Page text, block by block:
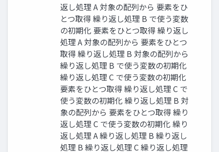
返し処理 A 対象の配列から 要素をひ
とつ取得 繰り返し処理 B で使う変数
の初期化 要素をひとつ取得 繰り返し
処理 A 対象の配列から 要素をひとつ
取得 繰り返し処理 B 対象の配列から
繰り返し処理 B で使う変数の初期化
繰り返し処理 C で使う変数の初期化
要素をひとつ取得 繰り返し処理 C で
使う変数の初期化 繰り返し処理 B 対
象の配列から 要素をひとつ取得 繰り
返し処理 C で使う変数の初期化 繰り
返し処理 A 繰り返し処理 B 繰り返し
処理 B 繰り返し処理 C 繰り返し処理